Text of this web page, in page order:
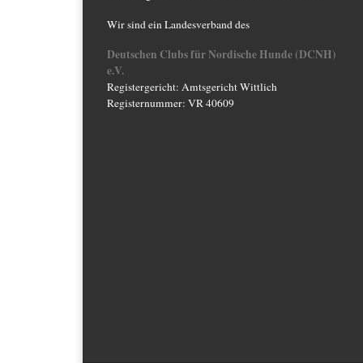
Wir sind ein Landesverband des
Deutschen Clubs für Nordische Hunde (DCNH)
e.V.
Registergericht: Amtsgericht Wittlich
Registernummer: VR 40609